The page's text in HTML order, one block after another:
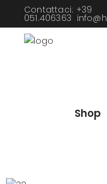
Contattaci: +39
051.406363
Shop